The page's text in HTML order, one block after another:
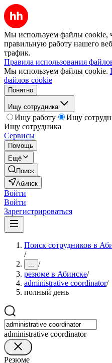
Мы используем файлы cookie,
правильную работу нашего
трафик.
Правила использования
Мы используем файлы cookie.
файлов cookie
Понятно
Ищу сотрудника
Ищу работу
Ищу
Ищу сотрудника
Сервисы
Помощь
Ещё
Поиск
Абинск
Войти
Войти
Зарегистрироваться
Поиск сотрудников в
/
... /
резюме в Абинске/
administrative coordinator/
полный день
administrative coordinator
Резюме